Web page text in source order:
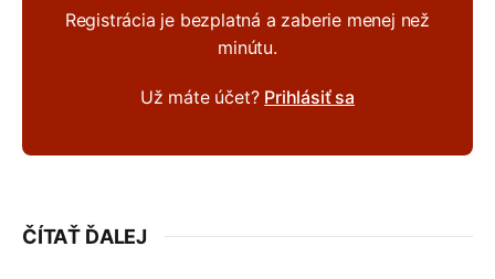
Registrácia je bezplatná a zaberie menej než
minútu.
Už máte účet? Prihlásiť sa
ČÍTAŤ ĎALEJ